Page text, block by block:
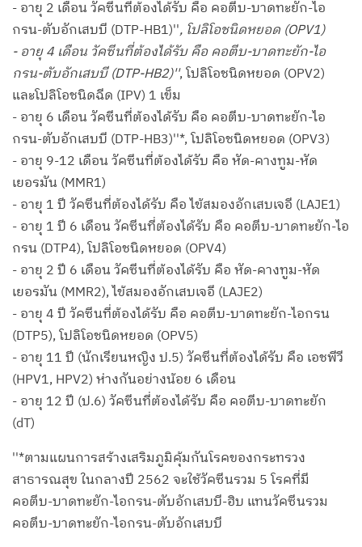
- อายุ 2 เดือน วัคซีนที่ต้องได้รับ คือ คอตีบ-บาดทะยัก-ไอ
กรน-ตับอักเสบบี (DTP-HB1)'', โปลิโอชนิดหยอด (OPV1)
- อายุ 4 เดือน วัคซีนที่ต้องได้รับ คือ คอตีบ-บาดทะยัก-ไอ
กรน-ตับอักเสบบี (DTP-HB2)'', โปลิโอชนิดหยอด (OPV2)
และโปลิโอชนิดฉีด (IPV) 1 เข็ม
- อายุ 6 เดือน วัคซีนที่ต้องได้รับ คือ คอตีบ-บาดทะยัก-ไอ
กรน-ตับอักเสบบี (DTP-HB3)''*, โปลิโอชนิดหยอด (OPV3)
- อายุ 9-12 เดือน วัคซีนที่ต้องได้รับ คือ หัด-คางทูม-หัด
เยอรมัน (MMR1)
- อายุ 1 ปี วัคซีนที่ต้องได้รับ คือ ไข้สมองอักเสบเจอี (LAJE1)
- อายุ 1 ปี 6 เดือน วัคซีนที่ต้องได้รับ คือ คอตีบ-บาดทะยัก-ไอ
กรน (DTP4), โปลิโอชนิดหยอด (OPV4)
- อายุ 2 ปี 6 เดือน วัคซีนที่ต้องได้รับ คือ หัด-คางทูม-หัด
เยอรมัน (MMR2), ไข้สมองอักเสบเจอี (LAJE2)
- อายุ 4 ปี วัคซีนที่ต้องได้รับ คือ คอตีบ-บาดทะยัก-ไอกรน
(DTP5), โปลิโอชนิดหยอด (OPV5)
- อายุ 11 ปี (นักเรียนหญิง ป.5) วัคซีนที่ต้องได้รับ คือ เอชพีวี
(HPV1, HPV2) ห่างกันอย่างน้อย 6 เดือน
- อายุ 12 ปี (ป.6) วัคซีนที่ต้องได้รับ คือ คอตีบ-บาดทะยัก
(dT)
''*ตามแผนการสร้างเสริมภูมิคุ้มกันโรคของกระทรวง
สาธารณสุข ในกลางปี 2562 จะใช้วัคซีนรวม 5 โรคที่มี
คอตีบ-บาดทะยัก-ไอกรน-ตับอักเสบบี-ฮิบ แทนวัคซีนรวม
คอตีบ-บาดทะยัก-ไอกรน-ตับอักเสบบี